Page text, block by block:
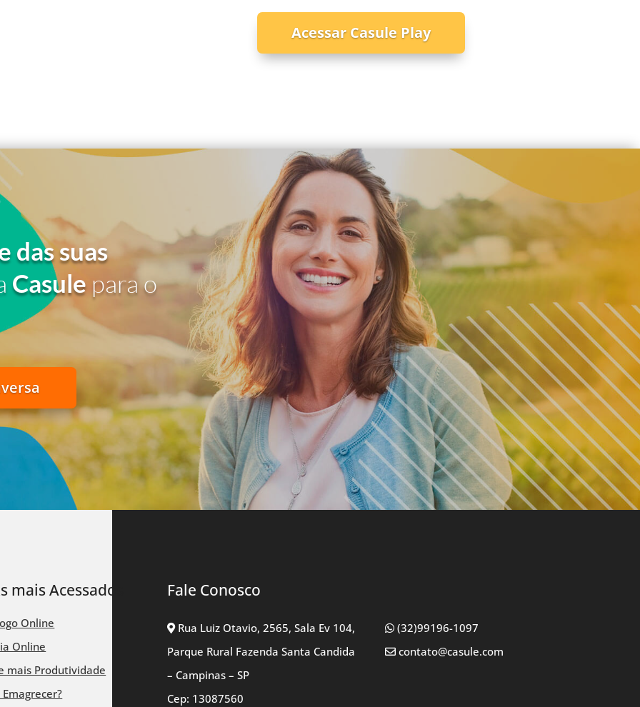
Acessar Casule Play
das suas
Casule para o
mais Acessados
Online
Online
mais Produtividade
Fale Conosco
Rua Luiz Otavio, 2565, Sala Ev 104,
Parque Rural Fazenda Santa Candida
– Campinas – SP
Cep: 13087560
(32)99196-1097
contato@casule.com